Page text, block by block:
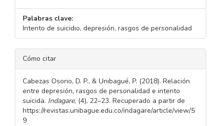
Palabras clave:
Intento de suicidio, depresión, rasgos de personalidad
DETALLES
DEL
ARTÍCULO
Cómo citar
Cabezas Osorio, D. P., & Unibagué, P. (2018). Relación
entre depresión, rasgos de personalidad e intento
suicida. Indagare, (4), 22–23. Recuperado a partir de
https://revistas.unibague.edu.co/indagare/article/view/5
9